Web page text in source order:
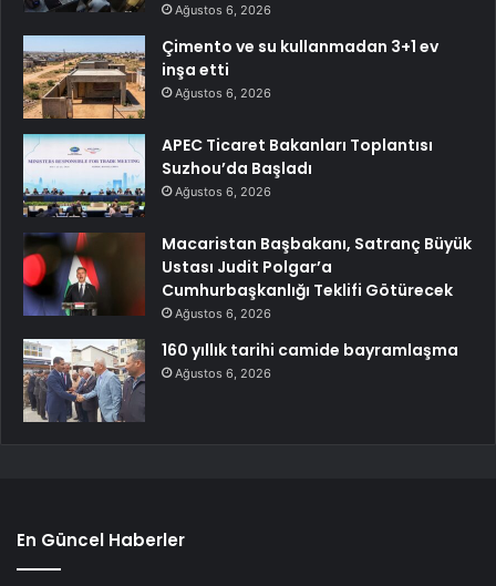
Ağustos 6, 2026
Çimento ve su kullanmadan 3+1 ev
inşa etti
Ağustos 6, 2026
APEC Ticaret Bakanları Toplantısı
Suzhou’da Başladı
Ağustos 6, 2026
Macaristan Başbakanı, Satranç Büyük
Ustası Judit Polgar’a
Cumhurbaşkanlığı Teklifi Götürecek
Ağustos 6, 2026
160 yıllık tarihi camide bayramlaşma
Ağustos 6, 2026
En Güncel Haberler